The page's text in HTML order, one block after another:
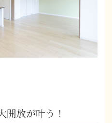
開放が叶う！